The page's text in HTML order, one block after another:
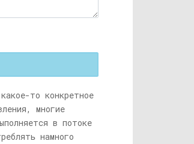
то конкретное
многие
в потоке
намного